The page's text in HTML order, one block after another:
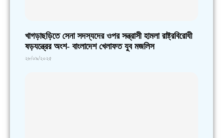
খাগড়াছড়িতে সেনা সদস্যদের ওপর সন্ত্রাসী হামলা রাষ্ট্রবিরোধী
ষড়যন্ত্রের অংশ- বাংলাদেশ খেলাফত যুব মজলিস
২৮/০৯/২০২৫